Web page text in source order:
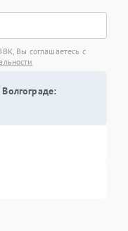
Вы соглашаетесь с